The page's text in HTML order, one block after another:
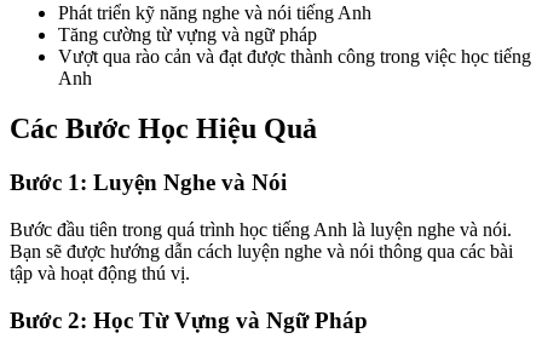
Phát triển kỹ năng nghe và nói tiếng Anh
Tăng cường từ vựng và ngữ pháp
Vượt qua rào cản và đạt được thành công trong việc học tiếng
Anh
Các Bước Học Hiệu Quả
Bước 1: Luyện Nghe và Nói
Bước đầu tiên trong quá trình học tiếng Anh là luyện nghe và nói.
Bạn sẽ được hướng dẫn cách luyện nghe và nói thông qua các bài
tập và hoạt động thú vị.
Bước 2: Học Từ Vựng và Ngữ Pháp